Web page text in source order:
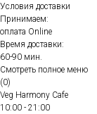
Условия доставки
Принимаем:
оплата Online
Время доставки:
60-90 мин.
Смотреть полное меню
(0)
Veg Harmony Cafe
10:00 - 21:00